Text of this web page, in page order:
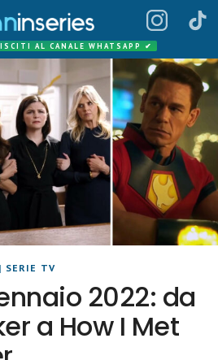
AL CANALE WHATSAPP ✔
| SERIE TV
2022: da
a How I Met